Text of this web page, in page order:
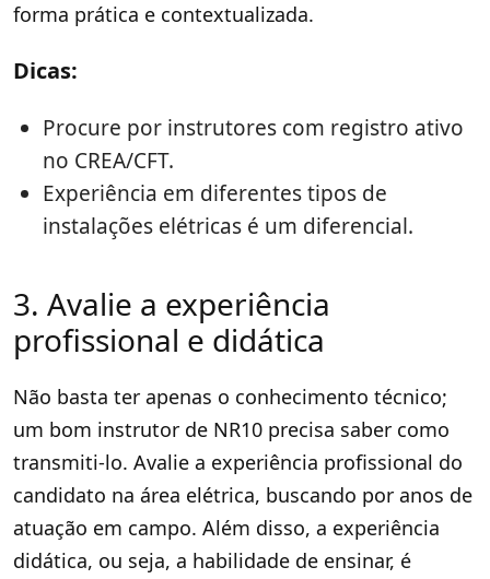
forma prática e contextualizada.
Dicas:
Procure por instrutores com registro ativo
no CREA/CFT.
Experiência em diferentes tipos de
instalações elétricas é um diferencial.
3. Avalie a experiência
profissional e didática
Não basta ter apenas o conhecimento técnico;
um bom instrutor de NR10 precisa saber como
transmiti-lo. Avalie a experiência profissional do
candidato na área elétrica, buscando por anos de
atuação em campo. Além disso, a experiência
didática, ou seja, a habilidade de ensinar, é